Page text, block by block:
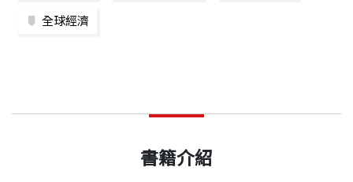
全球經濟
書籍介紹